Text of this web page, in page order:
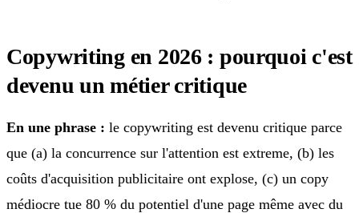
Copywriting en 2026 : pourquoi c'est
devenu un métier critique
En une phrase : le copywriting est devenu critique parce
que (a) la concurrence sur l'attention est extreme, (b) les
coûts d'acquisition publicitaire ont explose, (c) un copy
médiocre tue 80 % du potentiel d'une page même avec du